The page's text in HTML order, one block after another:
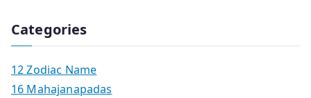
Categories
12 Zodiac Name
16 Mahajanapadas